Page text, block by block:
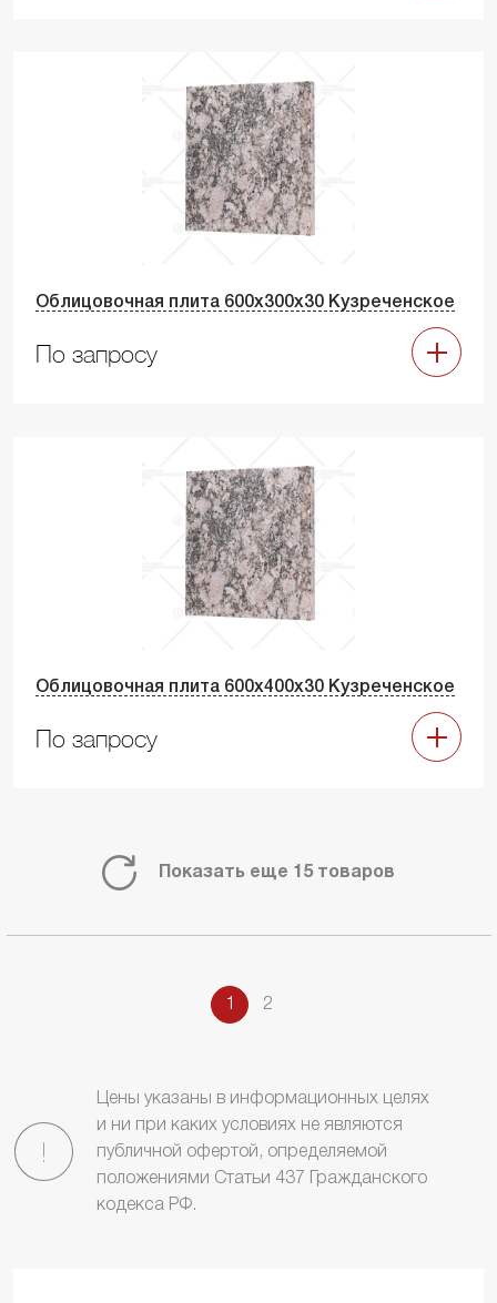
Облицовочная плита 600х300х30 Кузреченское
По запросу
Облицовочная плита 600х400х30 Кузреченское
По запросу
Показать еще 15 товаров
1 2
Цены указаны в информационных целях
и ни при каких условиях не являются
публичной офертой, определяемой
положениями Статьи 437 Гражданского
кодекса РФ.